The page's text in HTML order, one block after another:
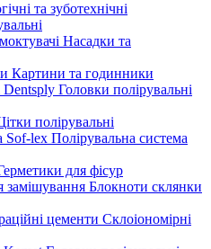
та зуботехнічні
Насадки та
Картини та годинники
Головки полірувальні
полірувальні
Полірувальна система
для фісур
Блокноти склянки
Склоіономірні